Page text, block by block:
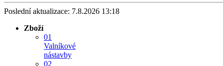
Poslední aktualizace: 7.8.2026 13:18
Zboží
01
Valníkové
nástavby
02